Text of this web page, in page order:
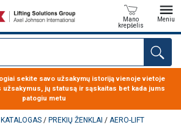
Mano
krepšelis
Meniu
prie jūsų užklausos
sekite savo užsakymų istoriją vienoje vietoje
jų statusą ir sąskaitas bet kada jums
patogiu metu
/ PREKIŲ ŽENKLAI / AERO-LIFT